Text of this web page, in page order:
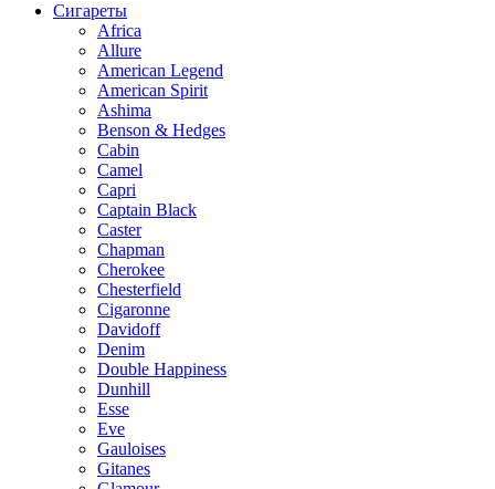
Сигареты
Africa
Allure
American Legend
American Spirit
Ashima
Benson & Hedges
Cabin
Camel
Capri
Captain Black
Caster
Chapman
Cherokee
Chesterfield
Cigaronne
Davidoff
Denim
Double Happiness
Dunhill
Esse
Eve
Gauloises
Gitanes